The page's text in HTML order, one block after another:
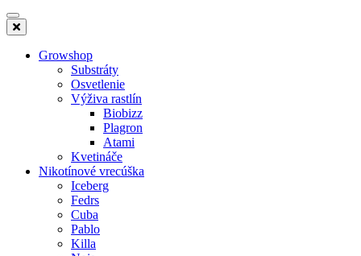
Growshop
Substráty
Osvetlenie
Výživa rastlín
Biobizz
Plagron
Atami
Kvetináče
Nikotínové vrecúška
Iceberg
Fedrs
Cuba
Pablo
Killa